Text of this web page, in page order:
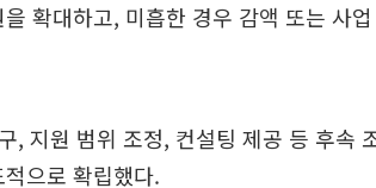
확대하고, 미흡한 경우 감액 또는 사
, 지원 범위 조정, 컨설팅 제공 등 후속
으로 확립했다.